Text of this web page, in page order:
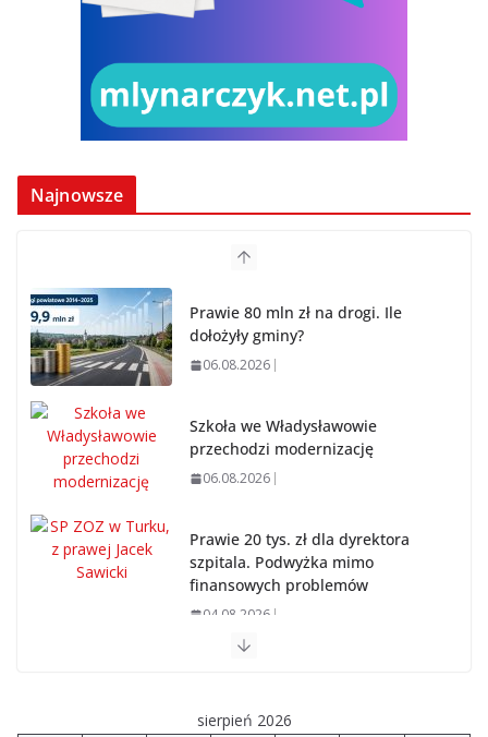
Najnowsze
Prawie 80 mln zł na drogi. Ile
dołożyły gminy?
06.08.2026
Szkoła we Władysławowie
przechodzi modernizację
06.08.2026
Prawie 20 tys. zł dla dyrektora
szpitala. Podwyżka mimo
finansowych problemów
04.08.2026
sierpień 2026